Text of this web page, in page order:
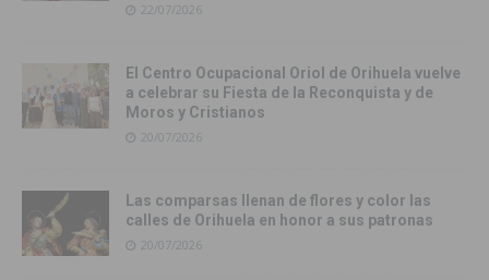
22/07/2026
El Centro Ocupacional Oriol de Orihuela vuelve
a celebrar su Fiesta de la Reconquista y de
Moros y Cristianos
20/07/2026
Las comparsas llenan de flores y color las
calles de Orihuela en honor a sus patronas
20/07/2026